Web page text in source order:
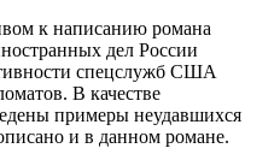
к написанию романа
дел России
спецслужб США
В качестве
примеры неудавшихся
и в данном романе.